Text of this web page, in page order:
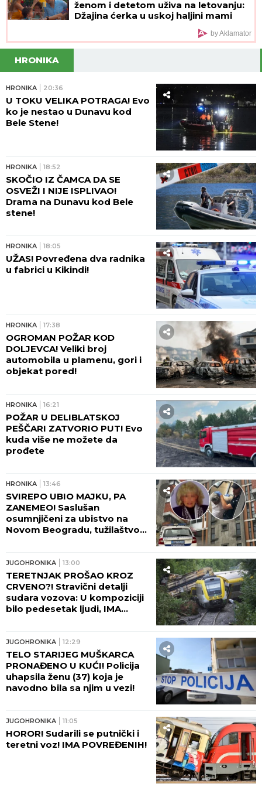
ženom i detetom uživa na letovanju:
Džajina ćerka u uskoj haljini mami
by Aklamator
HRONIKA
HRONIKA 20:36
U TOKU VELIKA POTRAGA! Evo
ko je nestao u Dunavu kod
Bele Stene!
HRONIKA 18:52
SKOČIO IZ ČAMCA DA SE
OSVEŽI I NIJE ISPLIVAO!
Drama na Dunavu kod Bele
stene!
HRONIKA 18:05
UŽAS! Povređena dva radnika
u fabrici u Kikindi!
HRONIKA 17:38
OGROMAN POŽAR KOD
DOLJEVCA! Veliki broj
automobila u plamenu, gori i
objekat pored!
HRONIKA 16:21
POŽAR U DELIBLATSKOJ
PEŠČARI ZATVORIO PUT! Evo
kuda više ne možete da
prođete
HRONIKA 13:46
SVIREPO UBIO MAJKU, PA
ZANEMEO! Saslušan
osumnjičeni za ubistvo na
Novom Beogradu, tužilaštvo
JUGOHRONIKA 13:00
TERETNJAK PROŠAO KROZ
CRVENO?! Stravični detalji
sudara vozova: U kompoziciji
bilo pedesetak ljudi, IMA
JUGOHRONIKA 12:29
TELO STARIJEG MUŠKARCA
PRONAĐENO U KUĆI! Policija
uhapsila ženu (37) koja je
navodno bila sa njim u vezi!
JUGOHRONIKA 11:05
HOROR! Sudarili se putnički i
teretni voz! IMA POVREĐENIH!